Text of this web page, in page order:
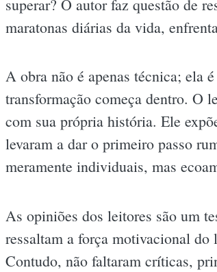
superar? O autor faz questão de
maratonas diárias da vida,
A obra não é apenas técnica; ela
transformação começa dentro. O
com sua própria história. Ele
levaram a dar o primeiro passo
meramente individuais, mas
As opiniões dos leitores são um
ressaltam a força motivacional
Contudo, não faltaram críticas,